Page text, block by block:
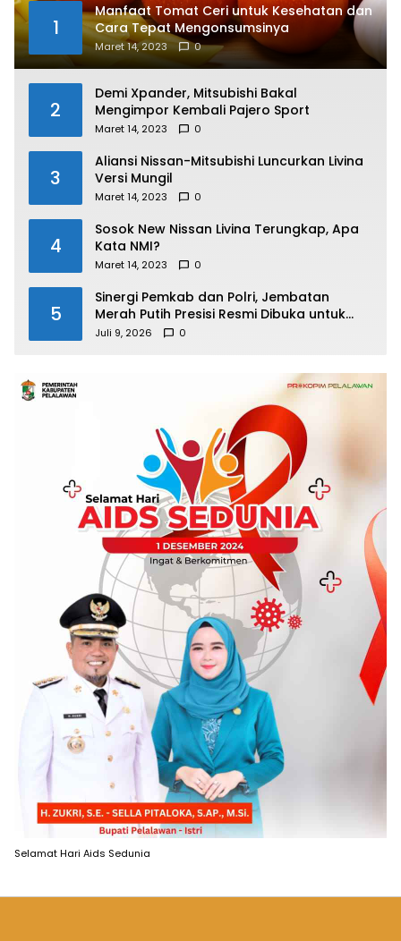
1
Manfaat Tomat Ceri untuk Kesehatan dan
Cara Tepat Mengonsumsinya
Maret 14, 2023 0
2
Demi Xpander, Mitsubishi Bakal
Mengimpor Kembali Pajero Sport
Maret 14, 2023 0
3
Aliansi Nissan-Mitsubishi Luncurkan Livina
Versi Mungil
Maret 14, 2023 0
4
Sosok New Nissan Livina Terungkap, Apa
Kata NMI?
Maret 14, 2023 0
5
Sinergi Pemkab dan Polri, Jembatan
Merah Putih Presisi Resmi Dibuka untuk
Masyarakat Desa Rangsang
Juli 9, 2026 0
Selamat Hari Aids Sedunia